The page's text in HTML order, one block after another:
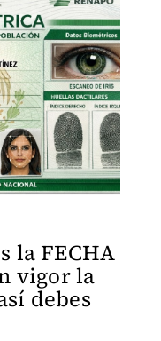
la FECHA
vigor la
debes